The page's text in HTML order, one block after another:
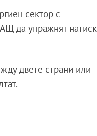
сектор с
да упражнят натиск
двете страни или